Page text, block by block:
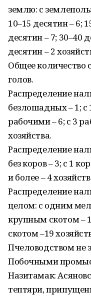
землю: с
10–15 десятин – 6;
десятин – 7; 30–40
десятин – 2
Общее количество
голов.
Распределение
безлошадных – 1; с
рабочими – 6; с 3
хозяйства.
Распределение
без коров – 3; с 1
и более – 4
Распределение
целом: с одним
крупным скотом –
скотом –19
Пчеловодством не
Побочными
Назитамак:
тептяри,